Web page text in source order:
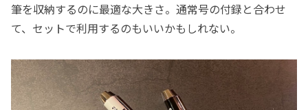
筆を収納するのに最適な大きさ。通常号の付録と合わせ
て、セットで利用するのもいいかもしれない。